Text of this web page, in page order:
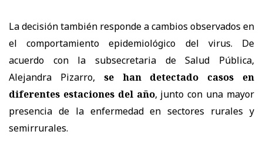
La decisión también responde a cambios observados en
el comportamiento epidemiológico del virus. De
acuerdo con la subsecretaria de Salud Pública,
Alejandra Pizarro, se han detectado casos en
diferentes estaciones del año, junto con una mayor
presencia de la enfermedad en sectores rurales y
semirrurales.